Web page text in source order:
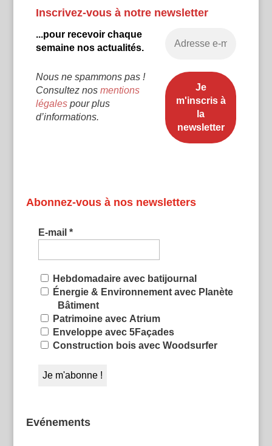
Inscrivez-vous à notre newsletter
...pour recevoir chaque
semaine nos actualités.
Nous ne spammons pas !
Consultez nos mentions
légalespour plus
d’informations.
Abonnez-vous à nos newsletters
E-mail *
Hebdomadaire avec batijournal
Énergie & Environnement avec Planète
Bâtiment
Patrimoine avec Atrium
Enveloppe avec 5Façades
Construction bois avec Woodsurfer
Evénements